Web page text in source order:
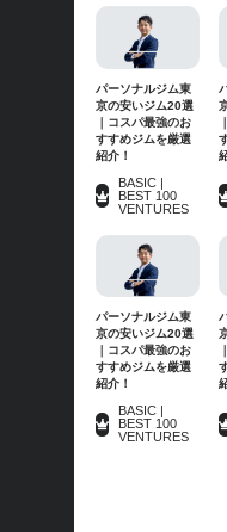
パーソナルジム東
京の安いジム20選
｜コスパ最強のお
すすめジムを厳選
紹介！
BASIC |
BEST 100
VENTURES
パーソナルジム東
京の安いジム20選
｜コスパ最強のお
すすめジムを厳選
紹介！
BASIC |
BEST 100
VENTURES